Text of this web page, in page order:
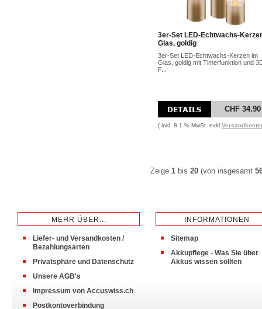
3er-Set LED-Echtwachs-
Glas, goldig
3er-Set LED-Echtwachs-Kerzen im
Glas, goldig mit Timerfunktion und
F...
CHF 34.90
( inkl. 8.1 % MwSt. exkl.
Zeige 1 bis 20 (von insgesamt
MEHR ÜBER...
Liefer- und Versandkosten /
Bezahlungsarten
Privatsphäre und Datenschutz
Unsere AGB's
Impressum von Accuswiss.ch
Postkontoverbindung
INFORMATIONEN
Sitemap
Akkupflege - Was Sie über
Akkus wissen sollten